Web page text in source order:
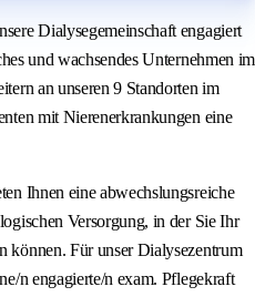
Dialysegemeinschaft engagiert
und wachsendes Unternehmen im
an unseren 9 Standorten im
mit Nierenerkrankungen eine
Ihnen eine abwechslungsreiche
Versorgung, in der Sie Ihr
können. Für unser Dialysezentrum
n engagierte/n exam. Pflegekraft